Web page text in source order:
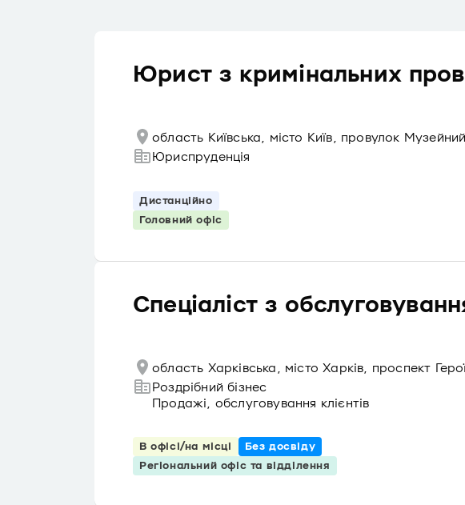
Юрист з кримінальних
область Київська, місто Київ, провулок
Юриспруденція
Дистанційно
Головний офіс
Спеціаліст з
область Харківська, місто Харків, проспект
Роздрібний бізнес
Продажі, обслуговування клієнтів
В офісі/на місці
Без досвіду
Регіональний офіс та відділення